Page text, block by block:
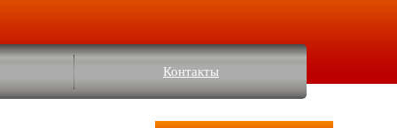
Контакты